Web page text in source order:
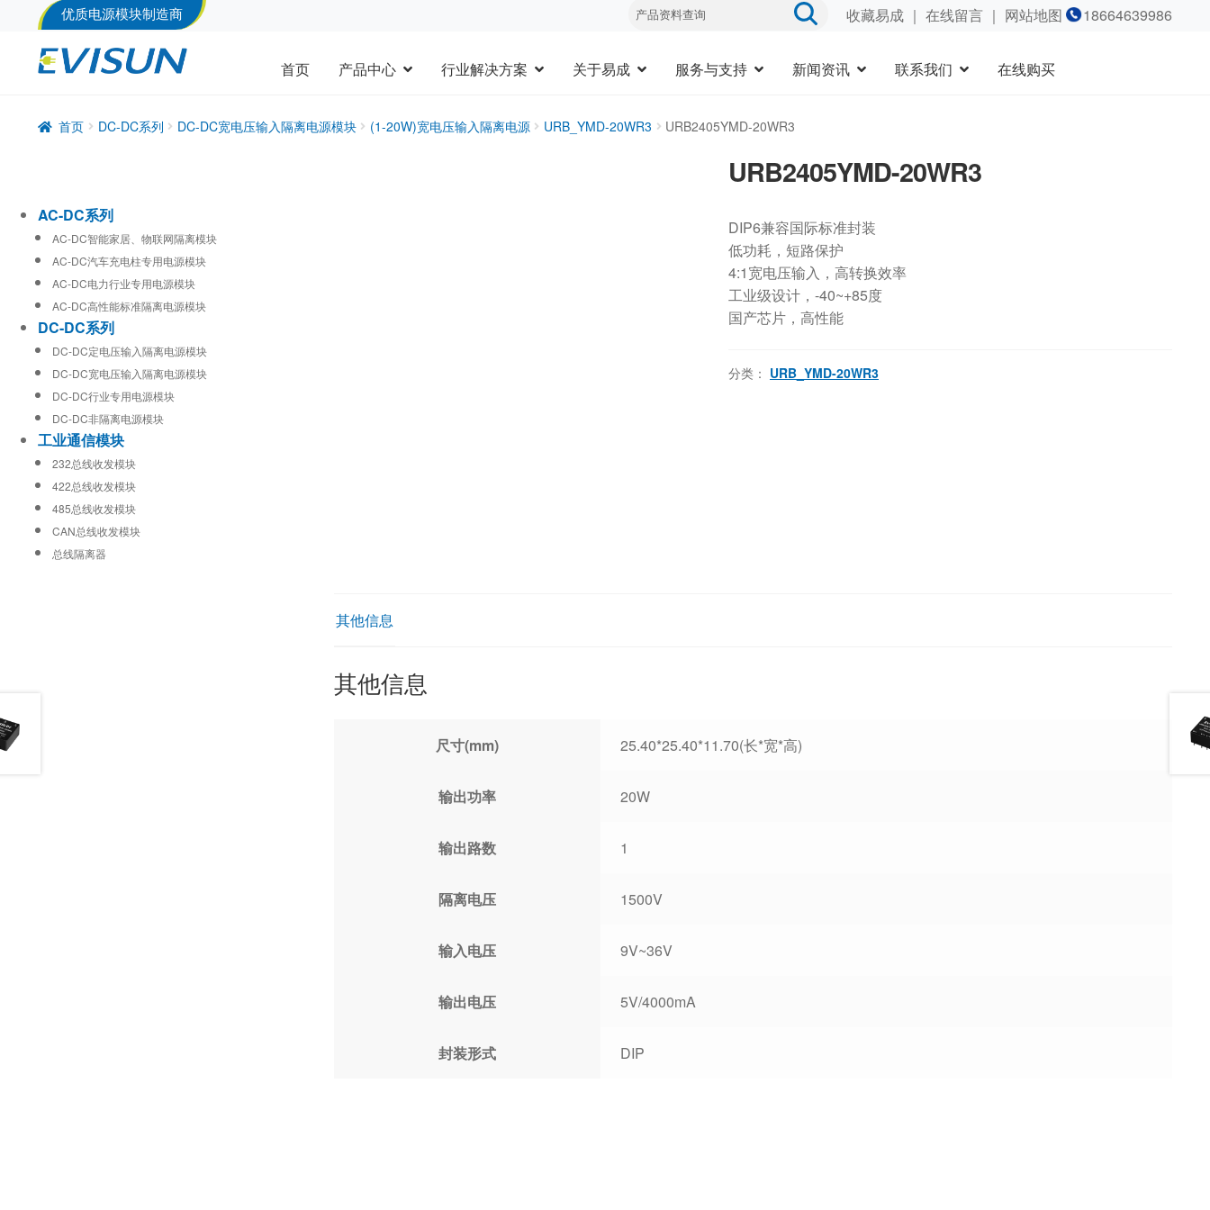
优质电源模块制造商 收藏易成｜ 在线留言｜ 网站地图 18664639986
首页 产品中心 行业解决方案 关于易成 服务与支持 新闻资讯 联系我们 在线购买
首页 DC-DC系列 DC-DC宽电压输入隔离电源模块 (1-20W)宽电压输入隔离电源 URB_YMD-20WR3 URB2405YMD-20WR3
URB2405YMD-20WR3
DIP6兼容国际标准封装
低功耗，短路保护
4:1宽电压输入，高转换效率
工业级设计，-40~+85度
国产芯片，高性能
分类： URB_YMD-20WR3
其他信息
其他信息
尺寸(mm) 25.40*25.40*11.70(长*宽*高)
输出功率 20W
输出路数 1
隔离电压 1500V
输入电压 9V~36V
输出电压 5V/4000mA
封装形式 DIP
AC-DC系列
AC-DC智能家居、物联网隔离模块
AC-DC汽车充电柱专用电源模块
AC-DC电力行业专用电源模块
AC-DC高性能标准隔离电源模块
DC-DC系列
DC-DC定电压输入隔离电源模块
DC-DC宽电压输入隔离电源模块
DC-DC行业专用电源模块
DC-DC非隔离电源模块
工业通信模块
232总线收发模块
422总线收发模块
485总线收发模块
CAN总线收发模块
总线隔离器